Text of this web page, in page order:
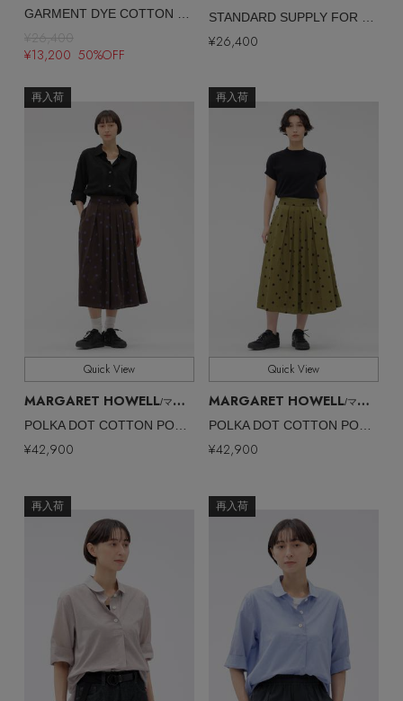
¥26,400
¥13,200 50%OFF
¥26,400
再入荷
Quick View
MARGARET HOWELL/マーガレット・ハウエル
¥42,900
再入荷
Quick View
MARGARET HOWELL/マーガレット・ハウエル
¥42,900
再入荷 再入荷